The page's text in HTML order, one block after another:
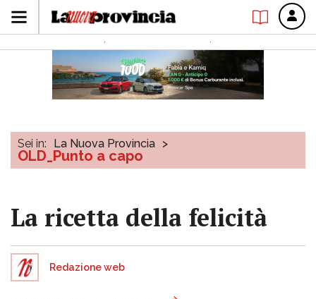
Sei in: La Nuova Provincia >
OLD_Punto a capo
La ricetta della felicità
Redazione web